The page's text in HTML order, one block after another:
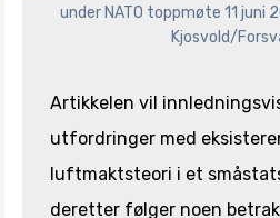
under NATO toppmøte 11 juni
Kjosvold/
Artikkelen vil
utfordringer med
luftmaktsteori i et
deretter følger noen